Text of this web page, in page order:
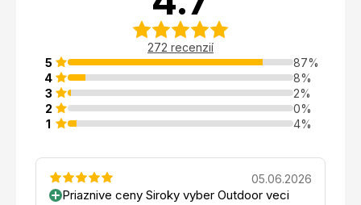
272 recenzií
5
87%
4
8%
3
2%
2
0%
1
4%
05.06.2026
Priaznive ceny Siroky vyber Outdoor veci